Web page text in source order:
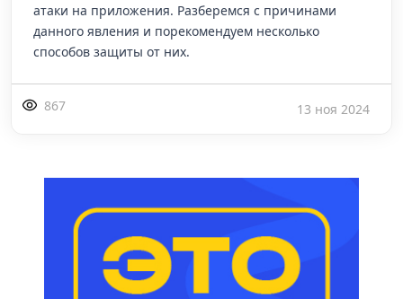
атаки на приложения. Разберемся с причинами
данного явления и порекомендуем несколько
способов защиты от них.
867 13 ноя 2024